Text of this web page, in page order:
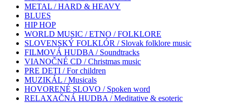
METAL / HARD & HEAVY
BLUES
HIP HOP
WORLD MUSIC / ETNO / FOLKLORE
SLOVENSKÝ FOLKLÓR / Slovak folklore music
FILMOVÁ HUDBA / Soundtracks
VIANOČNÉ CD / Christmas music
PRE DETI / For children
MUZIKÁL / Musicals
HOVORENÉ SLOVO / Spoken word
RELAXAČNÁ HUDBA / Meditative & esoteric